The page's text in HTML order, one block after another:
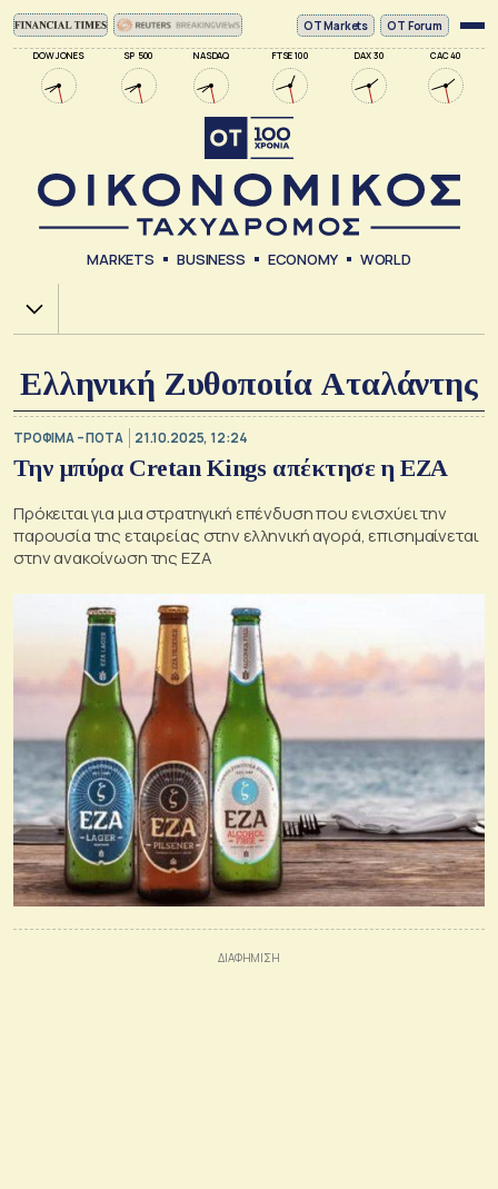
DOW JONES SP 500 NASDAQ FTSE 100 DAX 30 CAC 40
ΟΤ Markets OT Forum
MARKETS BUSINESS ECONOMY WORLD
Χ.Α.
Ελληνική Ζυθοποιία Αταλάντης
ΤΡΟΦΙΜΑ – ΠΟΤΑ 21.10.2025, 12:24
Την μπύρα Cretan Kings απέκτησε η ΕΖΑ
Πρόκειται για μια στρατηγική επένδυση που ενισχύει την
παρουσία της εταιρείας στην ελληνική αγορά, επισημαίνεται
στην ανακοίνωση της ΕΖΑ